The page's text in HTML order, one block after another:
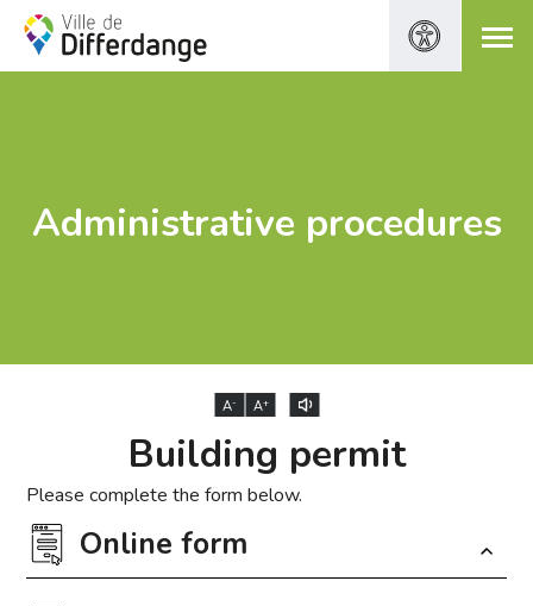
Administrative procedures
A- A+
Building permit
Please complete the form below.
Online form